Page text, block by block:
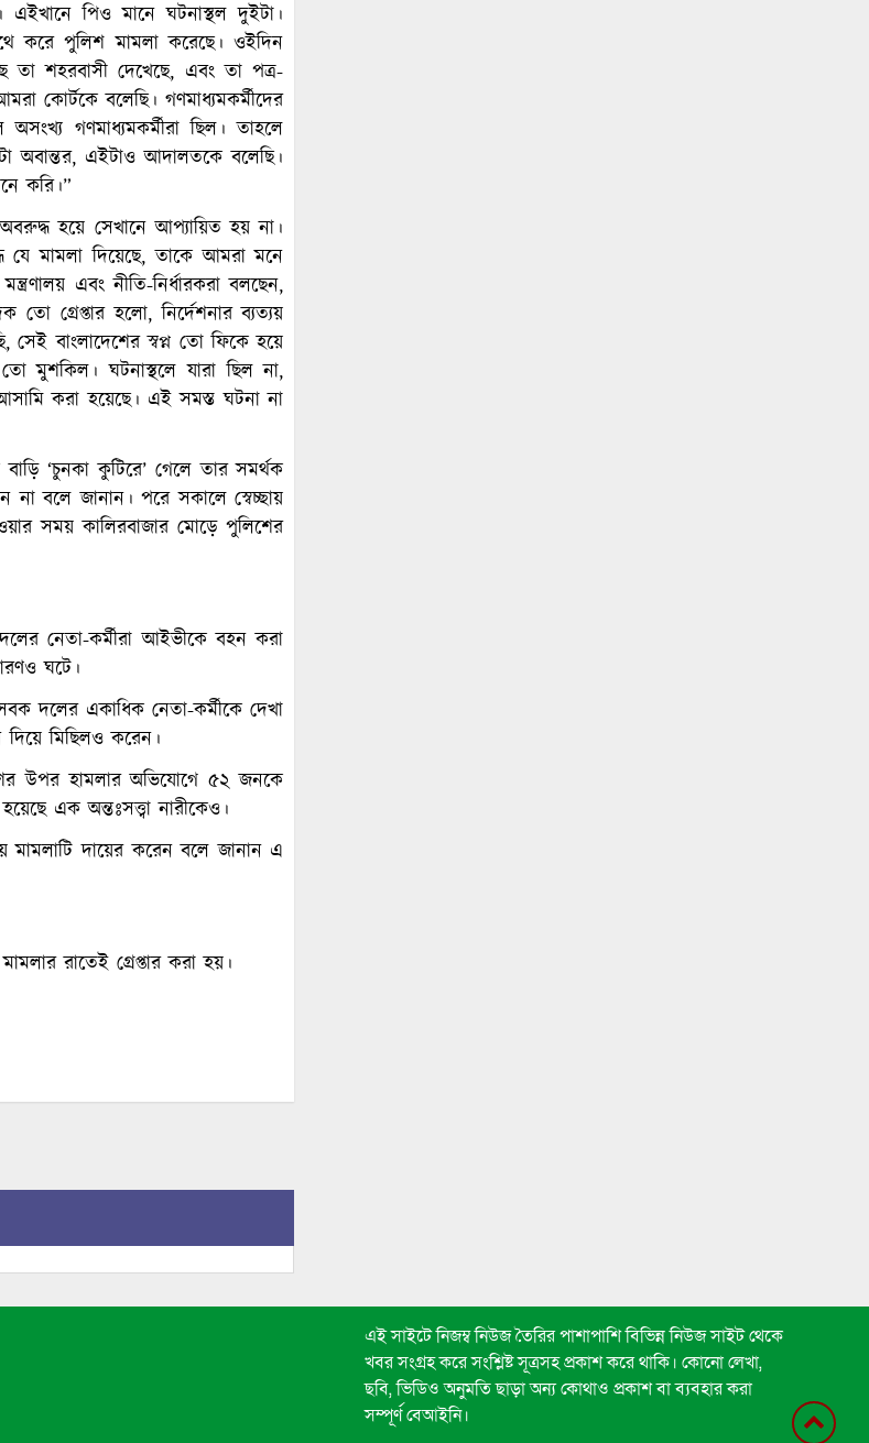
পিও মানে ঘটনাস্থল দুইটা।
করে পুলিশ মামলা করেছে। ওইদিন
তা শহরবাসী দেখেছে, এবং তা পত্র-
কোর্টকে বলেছি। গণমাধ্যমকর্মীদের
গণমাধ্যমকর্মীরা ছিল। তাহলে
অবান্তর, এইটাও আদালতকে বলেছি।
করি।”
হয়ে সেখানে আপ্যায়িত হয় না।
মামলা দিয়েছে, তাকে আমরা মনে
এবং নীতি-নির্ধারকরা বলছেন,
তো গ্রেপ্তার হলো, নির্দেশনার ব্যত্যয়
বাংলাদেশের স্বপ্ন তো ফিকে হয়ে
মুশকিল। ঘটনাস্থলে যারা ছিল না,
করা হয়েছে। এই সমস্ত ঘটনা না
‘চুনকা কুটিরে’ গেলে তার সমর্থক
না বলে জানান। পরে সকালে স্বেচ্ছায়
সময় কালিরবাজার মোড়ে পুলিশের
নেতা-কর্মীরা আইভীকে বহন করা
ঘটে।
দলের একাধিক নেতা-কর্মীকে দেখা
দিয়ে মিছিলও করেন।
উপর হামলার অভিযোগে ৫২ জনকে
এক অন্তঃসত্ত্বা নারীকেও।
দায়ের করেন বলে জানান এ
রাতেই গ্রেপ্তার করা হয়।
এই সাইটে নিজম্ব নিউজ তৈরির পাশাপাশি বিভিন্ন নিউজ সাইট থেকে
খবর সংগ্রহ করে সংশ্লিষ্ট সূত্রসহ প্রকাশ করে থাকি। কোনো লেখা,
ছবি, ভিডিও অনুমতি ছাড়া অন্য কোথাও প্রকাশ বা ব্যবহার করা
সম্পূর্ণ বেআইনি।